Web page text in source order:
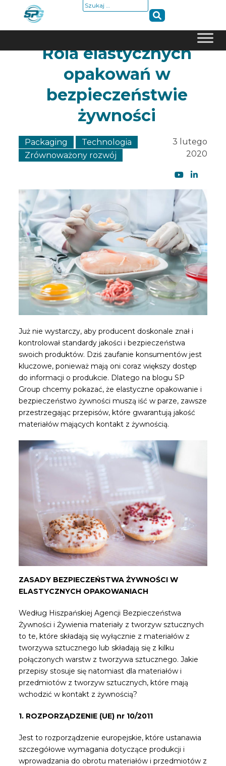
Szukaj:
Rola elastycznych
opakowań w
bezpieczeństwie
żywności
Packaging
Technologia
Zrównoważony rozwój
3 lutego
2020
Już nie wystarczy, aby producent doskonale znał i
kontrolował standardy jakości i bezpieczeństwa
swoich produktów. Dziś zaufanie konsumentów jest
kluczowe, ponieważ mają oni coraz większy dostęp
do informacji o produkcie. Dlatego na blogu SP
Group chcemy pokazać, że elastyczne opakowanie i
bezpieczeństwo żywności muszą iść w parze, zawsze
przestrzegając przepisów, które gwarantują jakość
materiałów mających kontakt z żywnością.
ZASADY BEZPIECZEŃSTWA ŻYWNOŚCI W
ELASTYCZNYCH OPAKOWANIACH
Według Hiszpańskiej Agencji Bezpieczeństwa
Żywności i Żywienia materiały z tworzyw sztucznych
to te, które składają się wyłącznie z materiałów z
tworzywa sztucznego lub składają się z kilku
połączonych warstw z tworzywa sztucznego. Jakie
przepisy stosuje się natomiast dla materiałów i
przedmiotów z tworzyw sztucznych, które mają
wchodzić w kontakt z żywnością?
1. ROZPORZĄDZENIE (UE) nr 10/2011
Jest to rozporządzenie europejskie, które ustanawia
szczegółowe wymagania dotyczące produkcji i
wprowadzania do obrotu materiałów i przedmiotów z